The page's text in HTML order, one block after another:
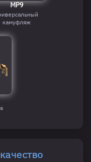
MP9
камуфляж